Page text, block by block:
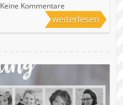
Keine Kommentare
weiterlesen